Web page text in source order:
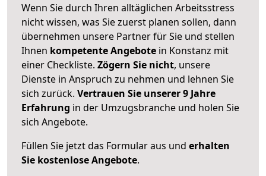
Wenn Sie durch Ihren alltäglichen Arbeitsstress
nicht wissen, was Sie zuerst planen sollen, dann
übernehmen unsere Partner für Sie und stellen
Ihnen kompetente Angebote in Konstanz mit
einer Checkliste. Zögern Sie nicht, unsere
Dienste in Anspruch zu nehmen und lehnen Sie
sich zurück. Vertrauen Sie unserer 9 Jahre
Erfahrung in der Umzugsbranche und holen Sie
sich Angebote.
Füllen Sie jetzt das Formular aus und erhalten
Sie kostenlose Angebote.